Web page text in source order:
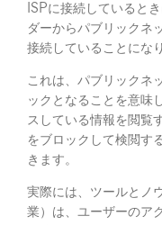
ISPに接続していると
ダーからパブリックネ
接続していることにな
これは、パブリックネ
ックとなることを意味
スしている情報を閲覧
をブロックして検閲す
きます。
実際には、ツールとノ
業）は、ユーザーのア